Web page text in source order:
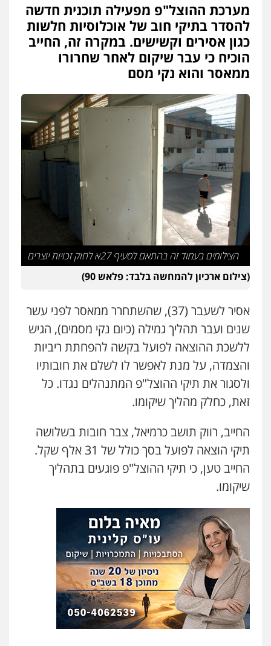
מערכת ההוצל"פ מפעילה תוכנית חדשה
להסדר בתיקי חוב של אוכלוסיות חלשות
כגון אסירים וקשישים. במקרה זה, החייב
הוכיח כי עבר שיקום לאחר שחרורו
ממאסר והוא נקי מסם
הצילומים בעמוד זה בהתאם לסעיף 27א לחוק זכויות יוצרים
(צילום ארכיון להמחשה בלבד: פלאש 90)
אסיר לשעבר (37), שהשתחרר ממאסר לפני עשר
שנים ועבר תהליך גמילה (כיום נקי מסמים), הגיש
ללשכת ההוצאה לפועל בקשה להפחתת ריביות
והצמדה, על מנת לאפשר לו לשלם את חובותיו
ולסגור את תיקי ההוצל"פ המתנהלים נגדו. כל
זאת, כחלק מהליך שיקומו.
החייב, רווק תושב כרמיאל, צבר חובות בשלושה
תיקי הוצאה לפועל בסך כולל של 31 אלף שקל.
החייב טען, כי תיקי ההוצל"פ פוגעים בתהליך
שיקומו.